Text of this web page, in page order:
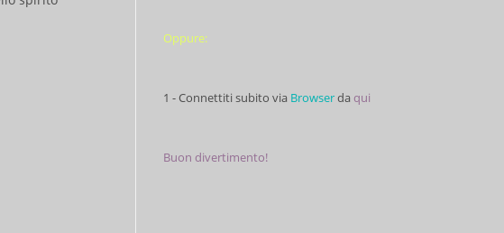
Oppure:
1 - Connettiti subito via Browserda qui
Buon divertimento!